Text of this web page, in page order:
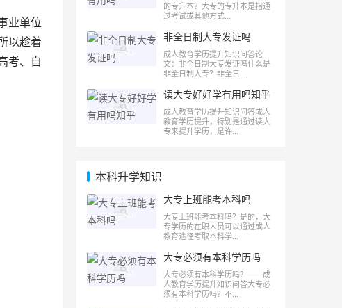
业单位
以趁着
考、自
的专升本？大专的专升本是指通
过考试或其他方式...
非全日制大专发证吗
成人教育学历提升知识问答论
文：非全日制大专发证吗什么是
非全日制大专？非全日...
读大专好好学有用吗知乎
成人教育学历提升知识问答成人
教育学历提升，特别是通过读大
专来提升学历，是许...
本科升学知识
大专上班能考本科吗
大专上班能考本科吗？是的，大
专学历的在职人员可以通过成人
教育途径考取本科学...
大专必须有本科学历吗
大专必须有本科学历吗？——成
人教育学历提升知识问答大专必
须有本科学历吗？不...